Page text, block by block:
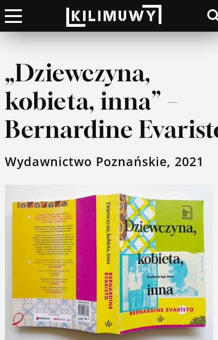
„Dziewczyna,
kobieta, inna” –
Bernardine
Wydawnictwo Poznańskie, 2021
×
Literatura
Muzyka
Wydarzenia
Moje top 100
Lista przebojów
O blogu